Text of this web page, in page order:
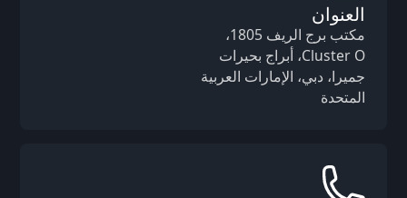
العنوان
مكتب برج الريف 1805،
Cluster O، أبراج بحيرات
جميرا، دبي، الإمارات العربية
المتحدة